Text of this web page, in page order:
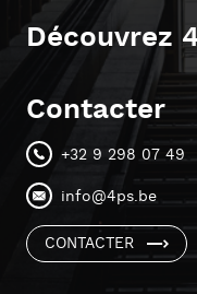
Découvrez
Contacter
+32 9 298 07 49
info@4ps.be
CONTACTER